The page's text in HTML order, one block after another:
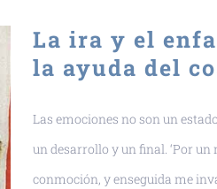
La ira y el
la ayuda del
Las emociones no son un
un desarrollo y un final. ‘Por
conmoción, y enseguida me